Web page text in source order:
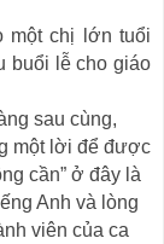
một chị lớn tuổi
buổi lễ cho giáo
sau cùng,
một lời để được
cần” ở đây là
Anh và lòng
viên của ca